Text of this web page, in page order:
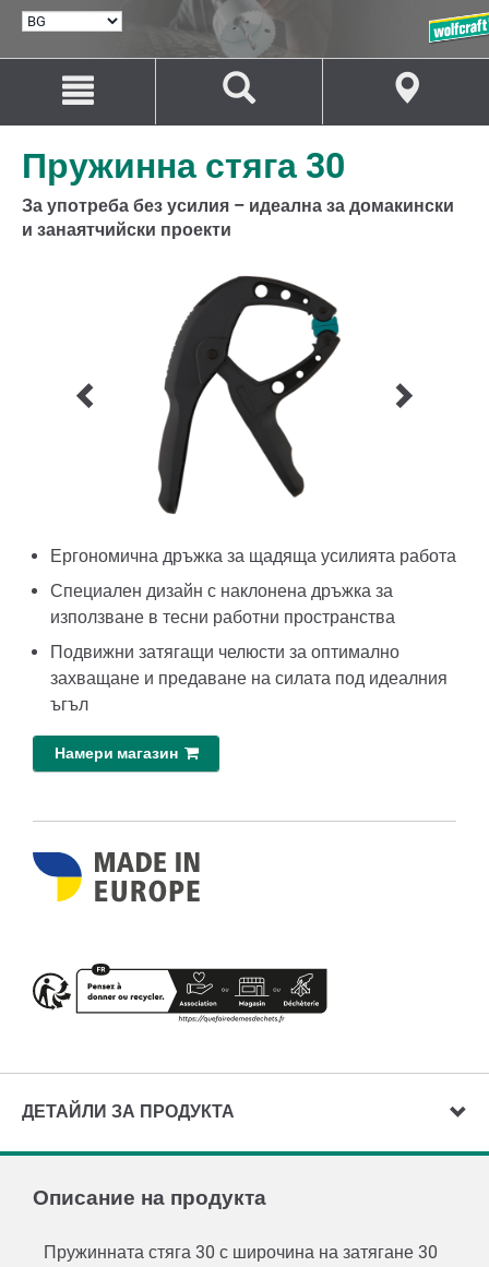
ИЗБИРАНЕ
ЕЗИК
Преминаване
съдържанието
Преминаване
навигацията
Пружинна стяга 30
За употреба без усилия – идеална за домакински
и занаятчийски проекти
Ергономична дръжка за щадяща усилията работа
Специален дизайн с наклонена дръжка за
използване в тесни работни пространства
Подвижни затягащи челюсти за оптимално
захващане и предаване на силата под идеалния
ъгъл
Намери магазин
ДЕТАЙЛИ ЗА ПРОДУКТА
Описание на продукта
Пружинната стяга 30 с широчина на затягане 30